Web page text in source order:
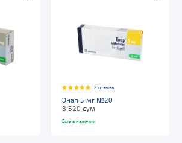
2 отзыва
Энап 5 мг №20
8 520 сум
Есть в наличии